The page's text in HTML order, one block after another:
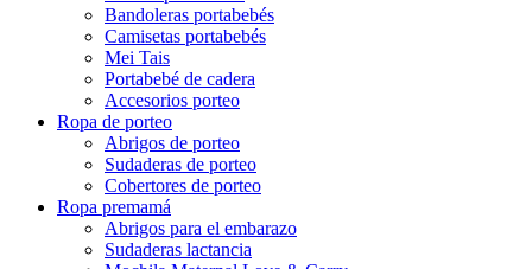
Bandoleras portabebés
Camisetas portabebés
Mei Tais
Portabebé de cadera
Accesorios porteo
Ropa de porteo
Abrigos de porteo
Sudaderas de porteo
Cobertores de porteo
Ropa premamá
Abrigos para el embarazo
Sudaderas lactancia